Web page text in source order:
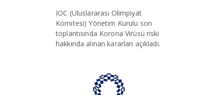
IOC (Uluslararası Olimpiyat
Komitesi) Yönetim Kurulu son
toplantısında Korona Virüsü riski
hakkında alınan kararları açıkladı.